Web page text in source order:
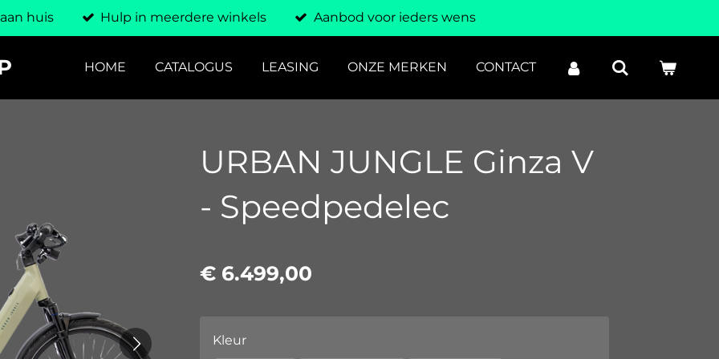
huis Hulp in meerdere winkels Aanbod voor ieders wens
HOME CATALOGUS LEASING ONZE MERKEN CONTACT
URBAN JUNGLE Ginza V
- Speedpedelec
€ 6.499,00
Kleur